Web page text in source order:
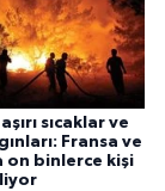
sıcaklar ve
Fransa ve
on binlerce kişi